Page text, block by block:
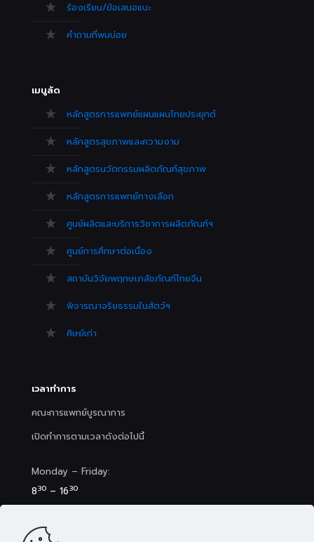
ร้องเรียน/ข้อเสนอแนะ
คำถามที่พบบ่อย
เมนูลัด
หลักสูตรการแพทย์แผนแผนไทยประยุกต์
หลักสูตรสุขภาพและความงาม
หลักสูตรนวัตกรรมผลิตภัณฑ์สุขภาพ
หลักสูตรการแพทย์ทางเลือก
ศูนย์ผลิตและบริการวิชาการผลิตภัณฑ์ฯ
ศูนย์การศึกษาต่อเนื่อง
สถาบันวิจัยพฤกษเภสัชภัณฑ์ไทยจีน
พิจารณาจริยธรรมในสัตว์ฯ
ศิษย์เก่า
เวลาทำการ
คณะการแพทย์บูรณาการ
เปิดทำการตามเวลาดังต่อไปนี้
Monday – Friday:
830 – 1630
8 30– 17